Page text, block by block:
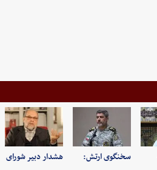
سخنگوی ارتش:
هشدار دبیر شورای